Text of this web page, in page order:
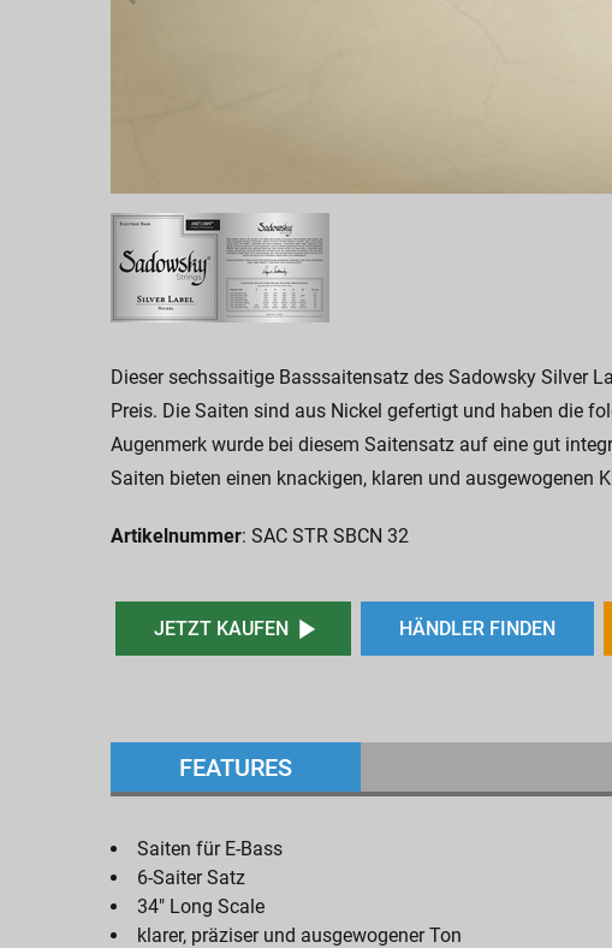
Dieser sechssaitige Basssaitensatz des Sadowsky Silver
Preis. Die Saiten sind aus Nickel gefertigt und haben die
Augenmerk wurde bei diesem Saitensatz auf eine gut
Saiten bieten einen knackigen, klaren und ausgewogenen
Artikelnummer: SAC STR SBCN 32
JETZT KAUFEN HÄNDLER FINDEN
FEATURES
Saiten für E-Bass
6-Saiter Satz
34" Long Scale
klarer, präziser und ausgewogener Ton